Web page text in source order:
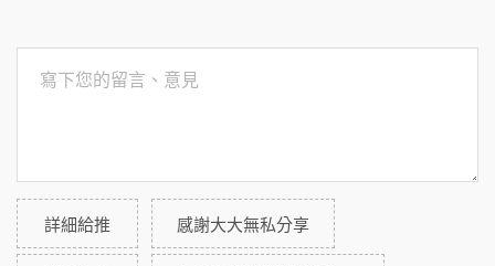
詳細給推 感謝大大無私分享